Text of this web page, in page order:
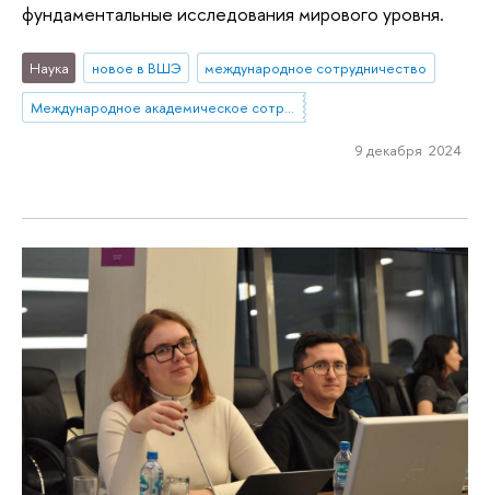
фундаментальные исследования мирового уровня.
Наука новое в ВШЭ
международное сотрудничество
9 декабря 2024